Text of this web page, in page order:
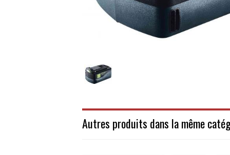
Autres produits dans la même